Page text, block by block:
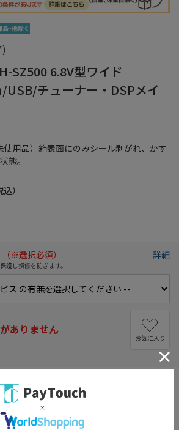
用品）箱表面にのみシール剥がれ、かす
態。
SZ500 6.8V型ワイド
チューナー・DSPメイ
込）
（※選択必須）
護し損傷を防ぎます。
詳細
ありません
お気に入り
ーディオ
5.3 certified